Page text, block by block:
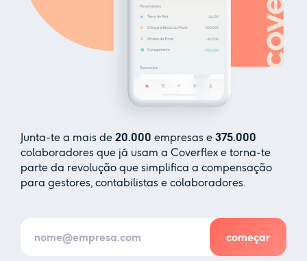
Junta-te a mais de 20.000 empresas e 375.000
colaboradores que já usam a Coverflex e torna-te
parte da revolução que simplifica a compensação
para gestores, contabilistas e colaboradores.